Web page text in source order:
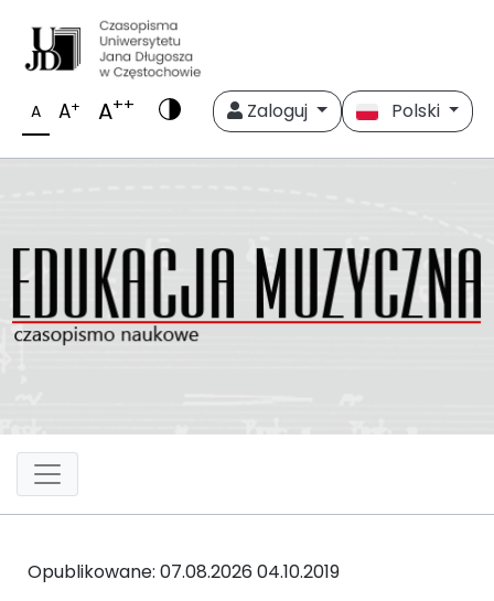
A A+ A++ Zaloguj Polski
Opublikowane: 07.08.2026 04.10.2019